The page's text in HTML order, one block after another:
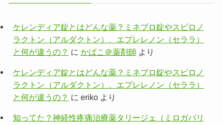
ケレンディア錠とはどんな薬？ミネブロ錠やスピロノ
ラクトン（アルダクトン）、エプレレノン（セララ）
と何が違うの？ に かばこ＠薬剤師 より
ケレンディア錠とはどんな薬？ミネブロ錠やスピロノ
ラクトン（アルダクトン）、エプレレノン（セララ）
と何が違うの？ に erikoより
知ってた？神経性疼痛治療薬タリージェ（ミロガバリ